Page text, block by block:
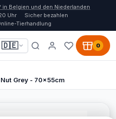
in Belgien und den Niederlanden
Uhr
Sicher bezahlen
Tierhandlung
🇩🇪 0
Grey - 70x55cm